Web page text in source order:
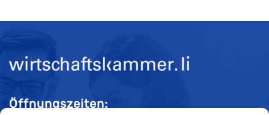
Öffnungszeiten: